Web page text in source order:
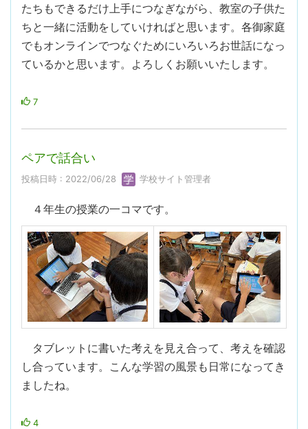
たちもできるだけ上手につなぎながら、教室の子供た
ちと一緒に活動をしていければと思います。各御家庭
でもオンラインでつなぐためにいろいろお世話になっ
ているかと思います。よろしくお願いいたします。
7
ペアで話合い
投稿日時 : 2022/06/28 学校サイト管理者
４年生の授業の一コマです。
タブレットに書いた考えを見え合って、考えを確認
し合っています。こんな学習の風景も日常になってき
ましたね。
4